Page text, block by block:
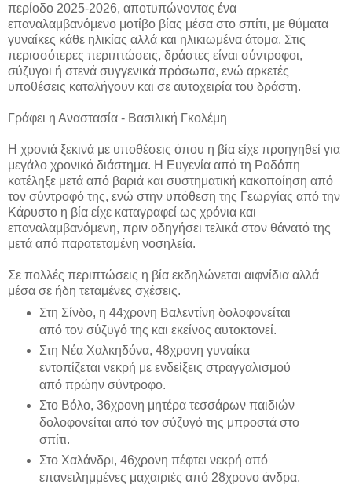
περίοδο 2025-2026, αποτυπώνοντας ένα
επαναλαμβανόμενο μοτίβο βίας μέσα στο σπίτι, με θύματα
γυναίκες κάθε ηλικίας αλλά και ηλικιωμένα άτομα. Στις
περισσότερες περιπτώσεις, δράστες είναι σύντροφοι,
σύζυγοι ή στενά συγγενικά πρόσωπα, ενώ αρκετές
υποθέσεις καταλήγουν και σε αυτοχειρία του δράστη.
Γράφει η Αναστασία - Βασιλική Γκολέμη
Η χρονιά ξεκινά με υποθέσεις όπου η βία είχε προηγηθεί για
μεγάλο χρονικό διάστημα. Η Ευγενία από τη Ροδόπη
κατέληξε μετά από βαριά και συστηματική κακοποίηση από
τον σύντροφό της, ενώ στην υπόθεση της Γεωργίας από την
Κάρυστο η βία είχε καταγραφεί ως χρόνια και
επαναλαμβανόμενη, πριν οδηγήσει τελικά στον θάνατό της
μετά από παρατεταμένη νοσηλεία.
Σε πολλές περιπτώσεις η βία εκδηλώνεται αιφνίδια αλλά
μέσα σε ήδη τεταμένες σχέσεις.
Στη Σίνδο, η 44χρονη Βαλεντίνη δολοφονείται
από τον σύζυγό της και εκείνος αυτοκτονεί.
Στη Νέα Χαλκηδόνα, 48χρονη γυναίκα
εντοπίζεται νεκρή με ενδείξεις στραγγαλισμού
από πρώην σύντροφο.
Στο Βόλο, 36χρονη μητέρα τεσσάρων παιδιών
δολοφονείται από τον σύζυγό της μπροστά στο
σπίτι.
Στο Χαλάνδρι, 46χρονη πέφτει νεκρή από
επανειλημμένες μαχαιριές από 28χρονο άνδρα.